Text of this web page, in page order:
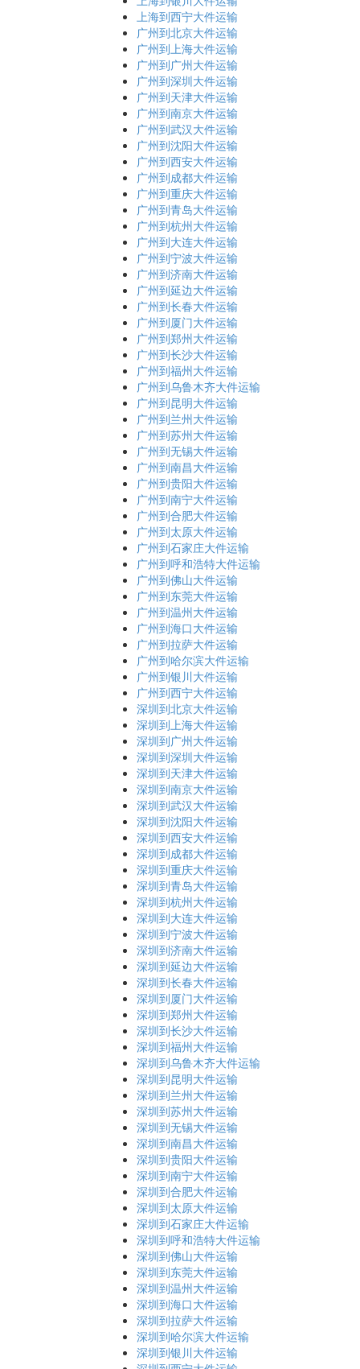
上海到西宁大件运输
广州到北京大件运输
广州到上海大件运输
广州到广州大件运输
广州到深圳大件运输
广州到天津大件运输
广州到南京大件运输
广州到武汉大件运输
广州到沈阳大件运输
广州到西安大件运输
广州到成都大件运输
广州到重庆大件运输
广州到青岛大件运输
广州到杭州大件运输
广州到大连大件运输
广州到宁波大件运输
广州到济南大件运输
广州到延边大件运输
广州到长春大件运输
广州到厦门大件运输
广州到郑州大件运输
广州到长沙大件运输
广州到福州大件运输
广州到乌鲁木齐大件运输
广州到昆明大件运输
广州到兰州大件运输
广州到苏州大件运输
广州到无锡大件运输
广州到南昌大件运输
广州到贵阳大件运输
广州到南宁大件运输
广州到合肥大件运输
广州到太原大件运输
广州到石家庄大件运输
广州到呼和浩特大件运输
广州到佛山大件运输
广州到东莞大件运输
广州到温州大件运输
广州到海口大件运输
广州到拉萨大件运输
广州到哈尔滨大件运输
广州到银川大件运输
广州到西宁大件运输
深圳到北京大件运输
深圳到上海大件运输
深圳到广州大件运输
深圳到深圳大件运输
深圳到天津大件运输
深圳到南京大件运输
深圳到武汉大件运输
深圳到沈阳大件运输
深圳到西安大件运输
深圳到成都大件运输
深圳到重庆大件运输
深圳到青岛大件运输
深圳到杭州大件运输
深圳到大连大件运输
深圳到宁波大件运输
深圳到济南大件运输
深圳到延边大件运输
深圳到长春大件运输
深圳到厦门大件运输
深圳到郑州大件运输
深圳到长沙大件运输
深圳到福州大件运输
深圳到乌鲁木齐大件运输
深圳到昆明大件运输
深圳到兰州大件运输
深圳到苏州大件运输
深圳到无锡大件运输
深圳到南昌大件运输
深圳到贵阳大件运输
深圳到南宁大件运输
深圳到合肥大件运输
深圳到太原大件运输
深圳到石家庄大件运输
深圳到呼和浩特大件运输
深圳到佛山大件运输
深圳到东莞大件运输
深圳到温州大件运输
深圳到海口大件运输
深圳到拉萨大件运输
深圳到哈尔滨大件运输
深圳到银川大件运输